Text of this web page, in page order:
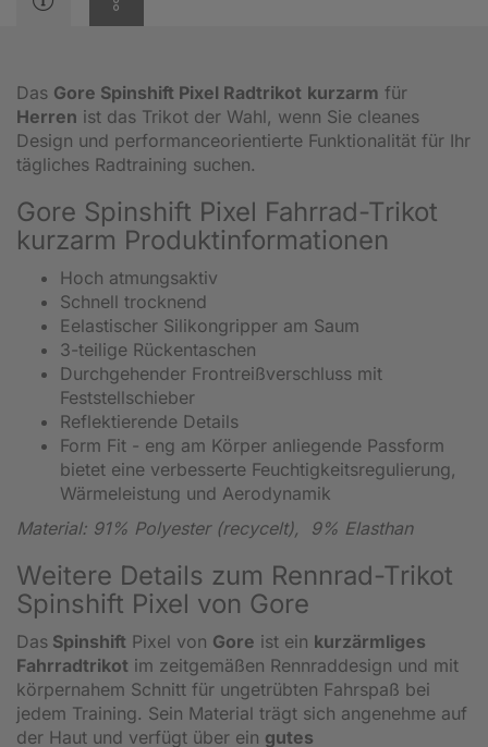
Das Gore Spinshift Pixel Radtrikot kurzarm für
Herren ist das Trikot der Wahl, wenn Sie cleanes
Design und performanceorientierte Funktionalität für Ihr
tägliches Radtraining suchen.
Gore Spinshift Pixel Fahrrad-Trikot
kurzarm Produktinformationen
Hoch atmungsaktiv
Schnell trocknend
Eelastischer Silikongripper am Saum
3-teilige Rückentaschen
Durchgehender Frontreißverschluss mit
Feststellschieber
Reflektierende Details
Form Fit - eng am Körper anliegende Passform
bietet eine verbesserte Feuchtigkeitsregulierung,
Wärmeleistung und Aerodynamik
Material: 91% Polyester (recycelt), 9% Elasthan
Weitere Details zum Rennrad-Trikot
Spinshift Pixel von Gore
Das Spinshift Pixel von Gore ist ein kurzärmliges
Fahrradtrikot im zeitgemäßen Rennraddesign und mit
körpernahem Schnitt für ungetrübten Fahrspaß bei
jedem Training. Sein Material trägt sich angenehme auf
der Haut und verfügt über ein gutes